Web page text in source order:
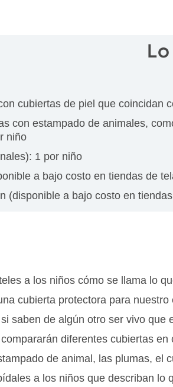
cubiertas de piel que coincidan
con estampado de animales,
niño
1 por niño
a bajo costo en tiendas de
(disponible a bajo costo en
a los niños cómo se llama lo
cubierta protectora para
saben de algún otro ser vivo que
diferentes cubiertas en
de animal, las plumas, el
a los niños que describan